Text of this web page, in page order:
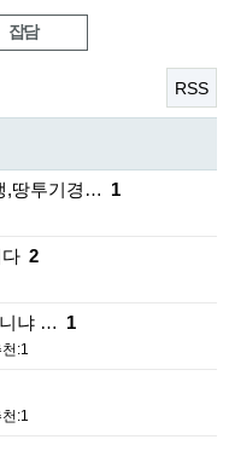
잡담
RSS
,땅투기경… 1
2
냐 … 1
:1
:1